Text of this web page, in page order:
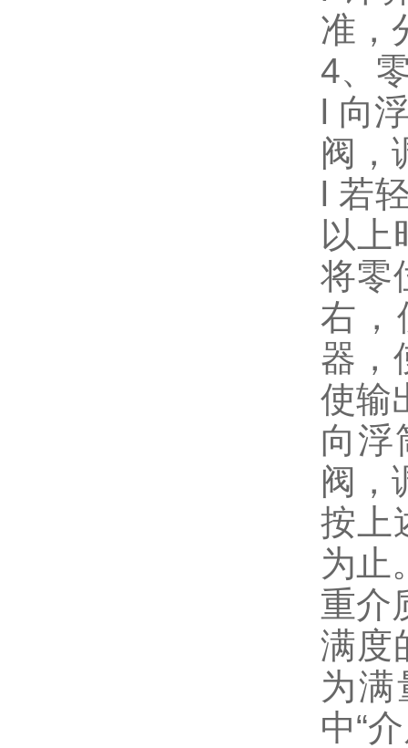
准，
4、
l 向
阀，
l 若
以上
将零
右，
器，
使输
向浮
阀，
按上
为止
重介
满度
为
中“